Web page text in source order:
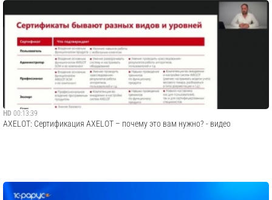
HD 00:13:39
AXELOT: Сертификация AXELOT – почему это вам нужно? - видео